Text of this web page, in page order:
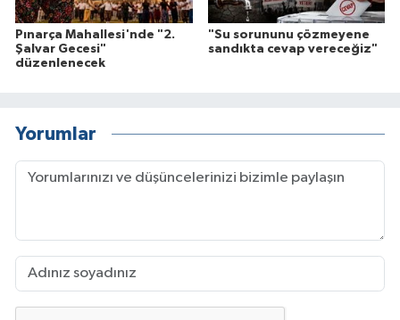
Pınarça Mahallesi'nde "2.
Şalvar Gecesi"
düzenlenecek
"Su sorununu çözmeyene
sandıkta cevap vereceğiz"
Yorumlar